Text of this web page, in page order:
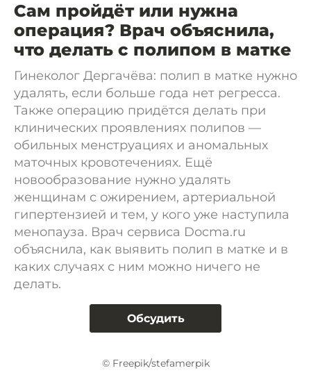
Сам пройдёт или нужна
операция? Врач объяснила,
что делать с полипом в матке
Гинеколог Дергачёва: полип в матке нужно
удалять, если больше года нет регресса.
Также операцию придётся делать при
клинических проявлениях полипов —
обильных менструациях и аномальных
маточных кровотечениях. Ещё
новообразование нужно удалять
женщинам с ожирением, артериальной
гипертензией и тем, у кого уже наступила
менопауза. Врач сервиса Docma.ru
объяснила, как выявить полип в матке и в
каких случаях с ним можно ничего не
делать.
Обсудить
© Freepik/stefamerpik